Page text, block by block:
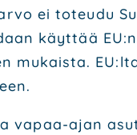
ei toteu­du
käyt­tää
mukais­ta.
vapaa-ajan